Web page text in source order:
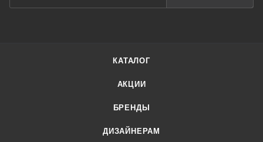
КАТАЛОГ
АКЦИИ
БРЕНДЫ
ДИЗАЙНЕРАМ